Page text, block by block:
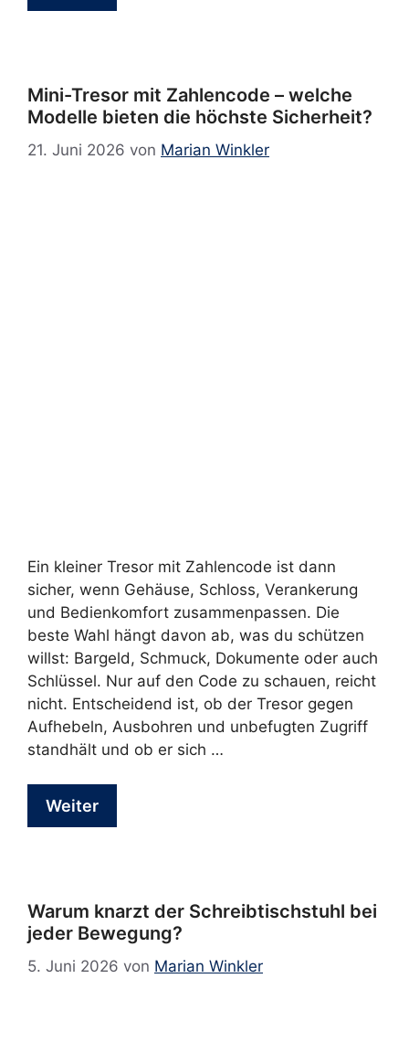
Mini-Tresor mit Zahlencode – welche
Modelle bieten die höchste Sicherheit?
21. Juni 2026 von Marian Winkler
Ein kleiner Tresor mit Zahlencode ist dann
sicher, wenn Gehäuse, Schloss, Verankerung
und Bedienkomfort zusammenpassen. Die
beste Wahl hängt davon ab, was du schützen
willst: Bargeld, Schmuck, Dokumente oder auch
Schlüssel. Nur auf den Code zu schauen, reicht
nicht. Entscheidend ist, ob der Tresor gegen
Aufhebeln, Ausbohren und unbefugten Zugriff
standhält und ob er sich …
Weiter
Warum knarzt der Schreibtischstuhl bei
jeder Bewegung?
5. Juni 2026 von Marian Winkler